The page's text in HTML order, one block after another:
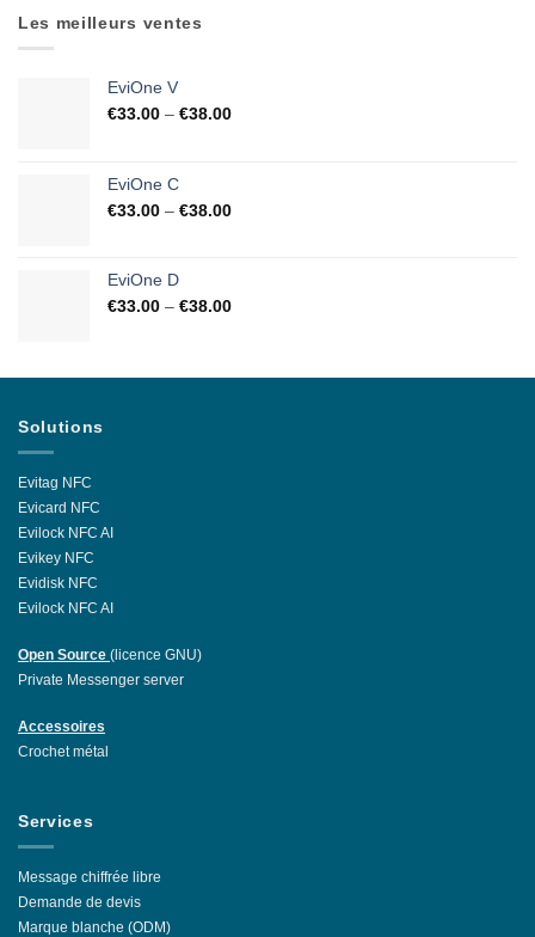
Les meilleurs ventes
EviOne V
€33.00 – €38.00
EviOne C
€33.00 – €38.00
EviOne D
€33.00 – €38.00
Solutions
Evitag NFC
Evicard NFC
Evilock NFC AI
Evikey NFC
Evidisk NFC
Evilock NFC AI
Open Source (licence GNU)
Private Messenger server
Accessoires
Crochet métal
Services
Message chiffrée libre
Demande de devis
Marque blanche (ODM)